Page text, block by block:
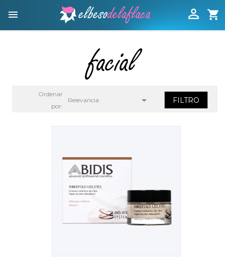
 shopping_cart

facial
Ordenar
por:
Relevancia  FILTRO